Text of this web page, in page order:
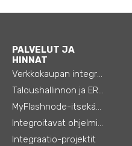
PALVELUT JA
HINNAT
Verkkokaupan integraatiot
Taloushallinnon ja ERP:n integraatiot
MyFlashnode-itsekäyttö-automaatio
Integroitavat ohjelmistot
Integraatio-projektit